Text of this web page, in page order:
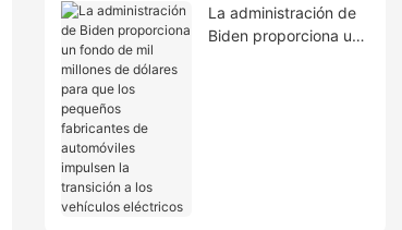
La administración de
Biden proporciona un